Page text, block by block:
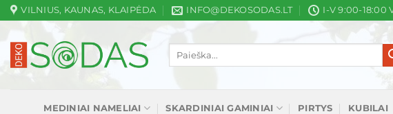
Skip
to
content
VILNIUS, KAUNAS, KLAIPĖDA INFO@DEKOSODAS.LT I-V 9:00-18:00
Ieškoti:
MEDINIAI NAMELIAI SKARDINIAI GAMINIAI PIRTYS KUBILAI